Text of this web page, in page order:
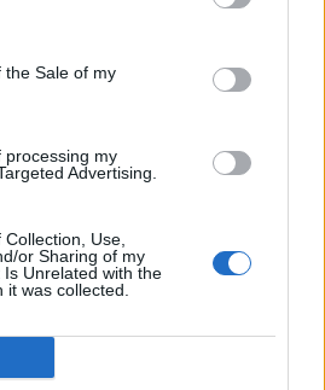
the Sale of my
processing my
Advertising.
Use,
or Sharing of my
Unrelated with the
was collected.